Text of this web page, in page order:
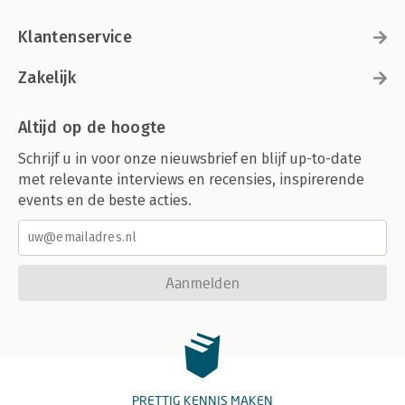
Klantenservice
Zakelijk
Altijd op de hoogte
Schrijf u in voor onze nieuwsbrief en blijf up-to-date
met relevante interviews en recensies, inspirerende
events en de beste acties.
Aanmelden
PRETTIG KENNIS MAKEN